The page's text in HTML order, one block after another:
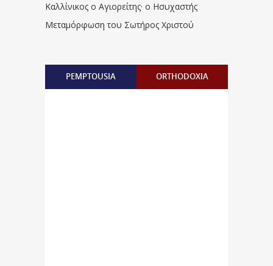
Καλλίνικος ο Αγιορείτης · ο Ησυχαστής
Μεταμόρφωση του Σωτήρος Χριστού
PEMPTOUSIA ORTHODOXIA